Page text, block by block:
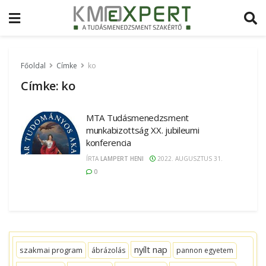
Főoldal Címke ko
Címke: ko
MTA Tudásmenedzsment
munkabizottság XX. jubileumi
konferencia
ÍRTA LAMPERT HENI
2022. AUGUSZTUS 31.
0
szakmai program ábrázolás nyílt nap
pannon egyetem